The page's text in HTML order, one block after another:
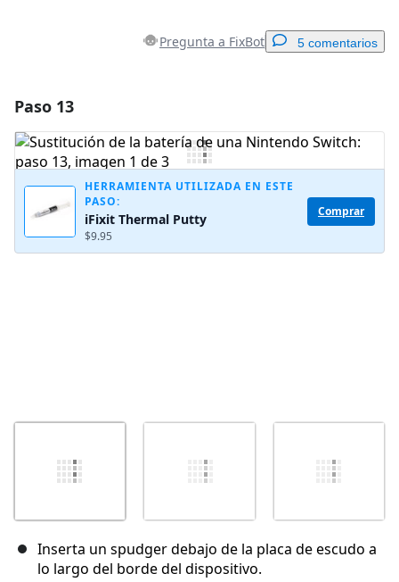
Pregunta a FixBot 5 comentarios
Agregar Comentario
Cancelar Publicar comentario
Paso 13
HERRAMIENTA UTILIZADA EN ESTE
PASO:
iFixit Thermal Putty
$9.95
Comprar
Inserta un spudger debajo de la placa de escudo a
lo largo del borde del dispositivo.